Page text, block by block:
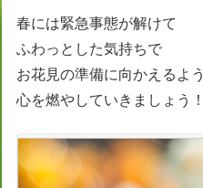
春には緊急事態が解けて
ふわっとした気持ちで
お花見の準備に向かえるよう
心を燃やしていきましょう！